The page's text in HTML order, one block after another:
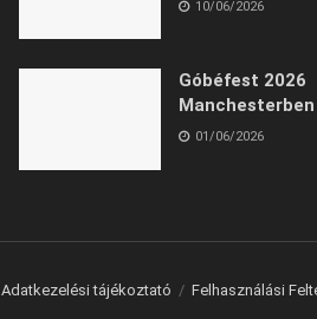
10/06/2026
Góbéfest 2026
Manchesterben
01/06/2026
Adatkezelési tájékoztató Felhasználási